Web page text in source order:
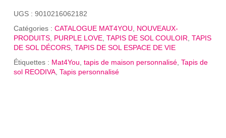
UGS : 9010216062182
Catégories : CATALOGUE MAT4YOU, NOUVEAUX-
PRODUITS, PURPLE LOVE, TAPIS DE SOL COULOIR, TAPIS
DE SOL DÉCORS, TAPIS DE SOL ESPACE DE VIE
Étiquettes : Mat4You, tapis de maison personnalisé, Tapis de
sol REODIVA, Tapis personnalisé